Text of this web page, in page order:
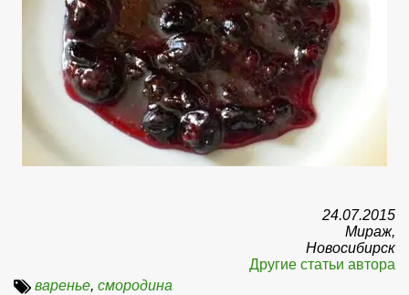
24.07.2015
Мираж,
Новосибирск
Другие статьи автора
варенье, смородина